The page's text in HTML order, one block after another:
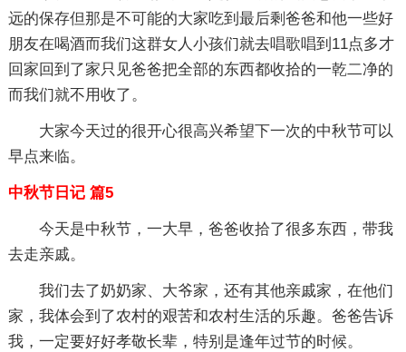
远的保存但那是不可能的大家吃到最后剩爸爸和他一些好
朋友在喝酒而我们这群女人小孩们就去唱歌唱到11点多才
回家回到了家只见爸爸把全部的东西都收拾的一乾二净的
而我们就不用收了。
大家今天过的很开心很高兴希望下一次的中秋节可以
早点来临。
中秋节日记 篇5
今天是中秋节，一大早，爸爸收拾了很多东西，带我
去走亲戚。
我们去了奶奶家、大爷家，还有其他亲戚家，在他们
家，我体会到了农村的艰苦和农村生活的乐趣。爸爸告诉
我，一定要好好孝敬长辈，特别是逢年过节的时候。